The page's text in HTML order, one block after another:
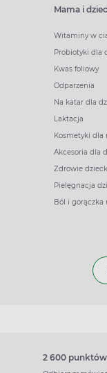
Mama i
Witaminy w
Probiotyki dla
Kwas foliowy
Odparzenia
Na katar dla
Laktacja
Kosmetyki dla
Akcesoria dla
Zdrowie
Pielęgnacja
Ból i gorączka
2 600